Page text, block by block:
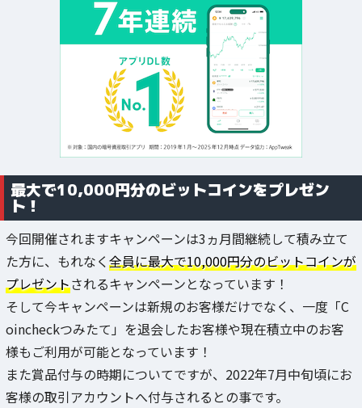
最大で10,000円分のビットコインをプレゼン
ト！
今回開催されますキャンペーンは3ヵ月間継続して積み立て
た方に、もれなく 全員に最大で10,000円分のビットコインが
プレゼントされるキャンペーンとなっています！
そして今キャンペーンは新規のお客様だけでなく、一度「C
oincheckつみたて」を退会したお客様や現在積立中のお客
様もご利用が可能となっています！
また賞品付与の時期についてですが、2022年7月中旬頃にお
客様の取引アカウントへ付与されるとの事です。